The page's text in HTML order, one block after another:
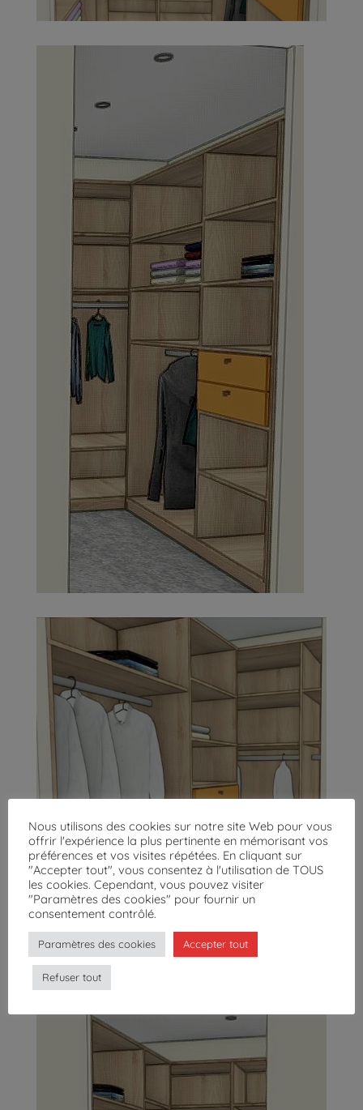
Nous utilisons des cookies sur notre site Web pour vous
offrir l'expérience la plus pertinente en mémorisant vos
préférences et vos visites répétées. En cliquant sur
"Accepter tout", vous consentez à l'utilisation de TOUS
les cookies. Cependant, vous pouvez visiter
"Paramètres des cookies" pour fournir un
consentement contrôlé.
Paramètres des cookies Accepter tout
Refuser tout